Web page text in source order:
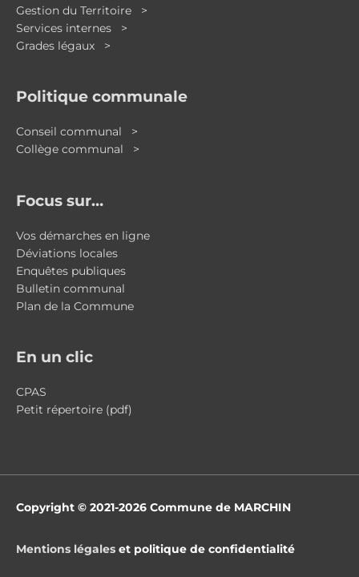
Gestion du Territoire >
Services internes >
Grades légaux >
Politique communale
Conseil communal >
Collège communal >
Focus sur…
Vos démarches en ligne
Déviations locales
Enquêtes publiques
Bulletin communal
Plan de la Commune
En un clic
CPAS
Petit répertoire (pdf)
Copyright © 2021-2026 Commune de MARCHIN
Mentions légales et politique de confidentialité